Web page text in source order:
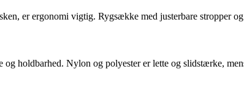
er ergonomi vigtig. Rygsække med justerbare stropper
og holdbarhed. Nylon og polyester er lette og slidstærke,